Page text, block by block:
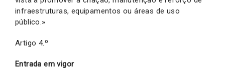
infraestruturas, equipamentos ou áreas de uso
público.»
Artigo 4.º
Entrada em vigor